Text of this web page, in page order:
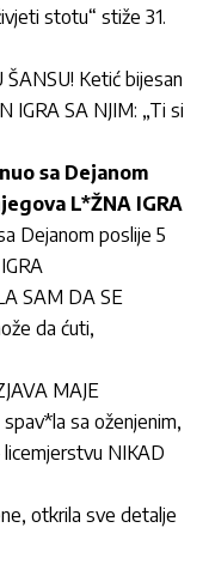
stotu“ stiže 31.
ŠANSU! Ketić bijesan
IGRA SA NJIM: „Ti si
sa Dejanom
L*ŽNA IGRA
Dejanom poslije 5
SAM DA SE
da ćuti,
MAJE
sa oženjenim,
NIKAD
otkrila sve detalje